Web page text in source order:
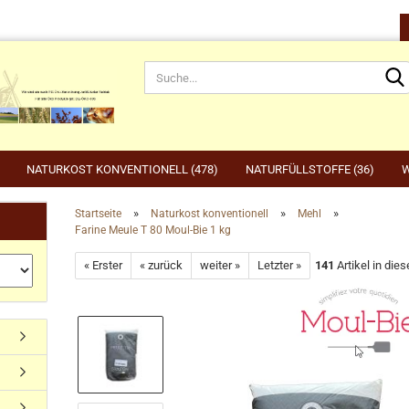
Konto erstellen
Passwort vergessen?
NATURKOST KONVENTIONELL (478) NATURFÜLLSTOFFE (36)
& Winterfütterung
Compo
Grillen, Grillbedarf, Holzkohle
Startseite » Naturkost konventionell » Mehl »
Farine Meule T 80 Moul-Bie 1 kg
« Erster « zurück weiter » Letzter » 141 Artikel in